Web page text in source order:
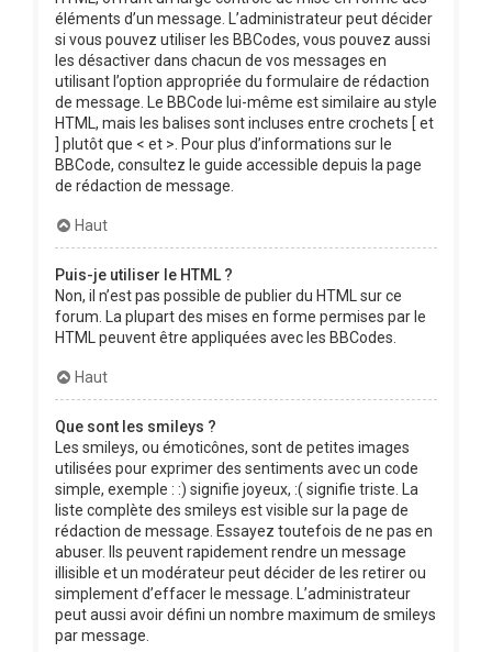
éléments d’un message. L’administrateur peut décider
si vous pouvez utiliser les BBCodes, vous pouvez aussi
les désactiver dans chacun de vos messages en
utilisant l’option appropriée du formulaire de rédaction
de message. Le BBCode lui-même est similaire au style
HTML, mais les balises sont incluses entre crochets [ et
] plutôt que < et >. Pour plus d’informations sur le
BBCode, consultez le guide accessible depuis la page
de rédaction de message.
Haut
Puis-je utiliser le HTML ?
Non, il n’est pas possible de publier du HTML sur ce
forum. La plupart des mises en forme permises par le
HTML peuvent être appliquées avec les BBCodes.
Haut
Que sont les smileys ?
Les smileys, ou émoticônes, sont de petites images
utilisées pour exprimer des sentiments avec un code
simple, exemple : :) signifie joyeux, :( signifie triste. La
liste complète des smileys est visible sur la page de
rédaction de message. Essayez toutefois de ne pas en
abuser. Ils peuvent rapidement rendre un message
illisible et un modérateur peut décider de les retirer ou
simplement d’effacer le message. L’administrateur
peut aussi avoir défini un nombre maximum de smileys
par message.